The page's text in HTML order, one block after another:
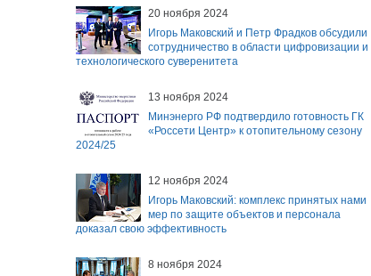
20 ноября 2024
Игорь Маковский и Петр Фрадков обсудили
сотрудничество в области цифровизации и
технологического суверенитета
13 ноября 2024
Минэнерго РФ подтвердило готовность ГК
«Россети Центр» к отопительному сезону
2024/25
12 ноября 2024
Игорь Маковский: комплекс принятых нами
мер по защите объектов и персонала
доказал свою эффективность
8 ноября 2024